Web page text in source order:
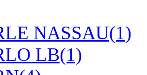
NASSAU(1)
LB(1)